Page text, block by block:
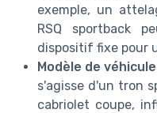
exemple, un
RSQ sportback
dispositif fixe pour
Modèle de
s'agisse d'un tron
cabriolet coupe,